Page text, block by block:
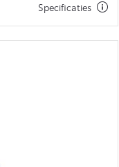
Specificaties